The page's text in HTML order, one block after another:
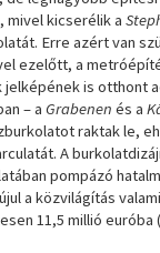
mivel kicserélik a
Erre azért van
ezelőtt, a
jelképének is otthont
– aGrabenen és a
raktak le,
A
pompázó
a közvilágítás
11,5 millió euróba